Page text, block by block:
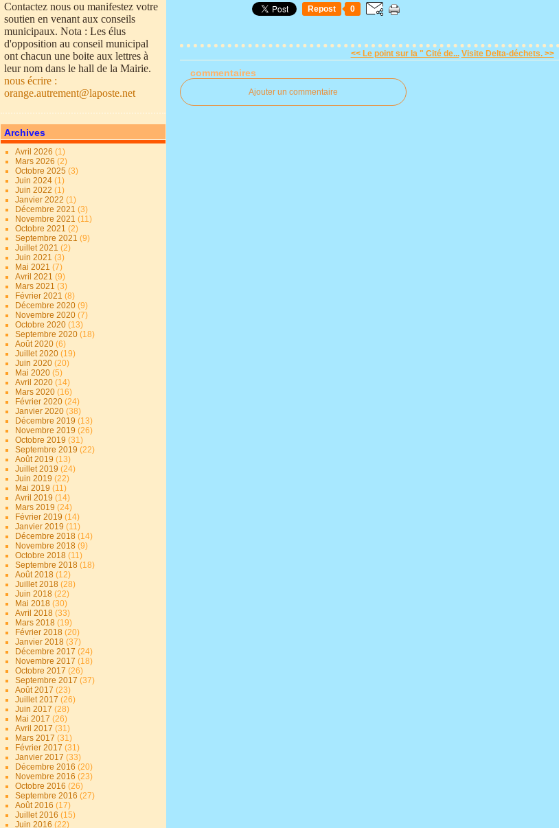
Contactez nous ou manifestez votre
soutien en venant aux conseils
municipaux. Nota : Les élus
d'opposition au conseil municipal
ont chacun une boite aux lettres à
leur nom dans le hall de la Mairie.
nous écrire :
orange.autrement@laposte.net
Archives
Avril 2026(1)
Mars 2026(2)
Octobre 2025(3)
Juin 2024(1)
Juin 2022(1)
Janvier 2022(1)
Décembre 2021(3)
Novembre 2021(11)
Octobre 2021(2)
Septembre 2021(9)
Juillet 2021(2)
Juin 2021(3)
Mai 2021(7)
Avril 2021(9)
Mars 2021(3)
Février 2021(8)
Décembre 2020(9)
Novembre 2020(7)
Octobre 2020(13)
Septembre 2020(18)
Août 2020(6)
Juillet 2020(19)
Juin 2020(20)
Mai 2020(5)
Avril 2020(14)
Mars 2020(16)
Février 2020(24)
Janvier 2020(38)
Décembre 2019(13)
Novembre 2019(26)
Octobre 2019(31)
Septembre 2019(22)
Août 2019(13)
Juillet 2019(24)
Juin 2019(22)
Mai 2019(11)
Avril 2019(14)
Mars 2019(24)
Février 2019(14)
Janvier 2019(11)
Décembre 2018(14)
Novembre 2018(9)
Octobre 2018(11)
Septembre 2018(18)
Août 2018(12)
Juillet 2018(28)
Juin 2018(22)
Mai 2018(30)
Avril 2018(33)
Mars 2018(19)
Février 2018(20)
Janvier 2018(37)
Décembre 2017(24)
Novembre 2017(18)
Octobre 2017(26)
Septembre 2017(37)
Août 2017(23)
Juillet 2017(26)
Juin 2017(28)
Mai 2017(26)
Avril 2017(31)
Mars 2017(31)
Février 2017(31)
Janvier 2017(33)
Décembre 2016(20)
Novembre 2016(23)
Octobre 2016(26)
Septembre 2016(27)
Août 2016(17)
Juillet 2016(15)
Juin 2016(22)
Repost 0
<< Le point sur la " Cité de... Visite Delta-déchets. >>
commentaires
Ajouter un commentaire